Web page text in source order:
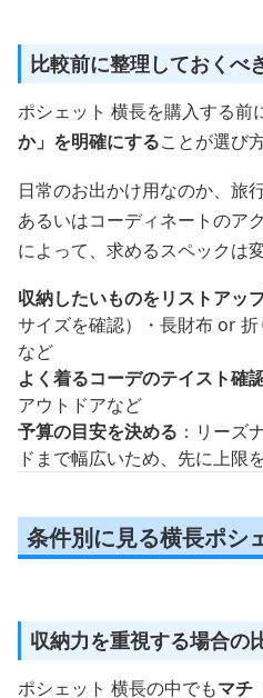
比較前に整理しておくべ
ポシェット 横長を購入する前
か」を明確にすることが選び
日常のお出かけ用なのか、旅
あるいはコーディネートのア
によって、求めるスペックは
収納したいものをリストアッ
サイズを確認）・長財布 or
など
よく着るコーデのテイスト確
アウトドアなど
予算の目安を決める ：リーズ
ドまで幅広いため、先に上限
条件別に見る横長ポシ
収納力を重視する場合の
ポシェット 横長の中でもマチ